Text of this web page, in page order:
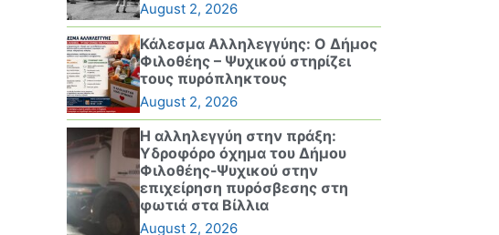
August 2, 2026
Κάλεσμα Αλληλεγγύης: Ο Δήμος
Φιλοθέης – Ψυχικού στηρίζει
τους πυρόπληκτους
August 2, 2026
Η αλληλεγγύη στην πράξη:
Υδροφόρο όχημα του Δήμου
Φιλοθέης-Ψυχικού στην
επιχείρηση πυρόσβεσης στη
φωτιά στα Βίλλια
August 2, 2026